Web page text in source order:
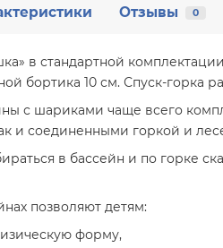
Отзывы 0
в стандартной
бортика 10 см. Спуск-горка
с шариками чаще всего
и соединенными горкой и
в бассейн и по горке
позволяют детям:
форму,